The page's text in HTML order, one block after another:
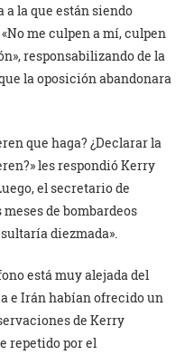
a la que están siendo
me culpen a mí, culpen
responsabilizando de la
la oposición abandonara
que haga? ¿Declarar la
les respondió Kerry
el secretario de
de bombardeos
diezmada».
está muy alejada del
e Irán habían ofrecido un
de Kerry
repetido por el